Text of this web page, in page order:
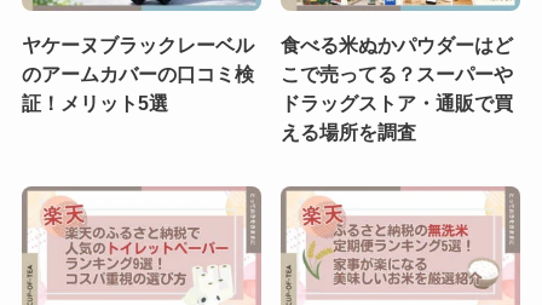
ヤケーヌブラックレーベル
のアームカバーの口コミ検
証！メリット5選
食べる米ぬかパウダーはど
こで売ってる？スーパーや
ドラッグストア・通販で買
える場所を調査